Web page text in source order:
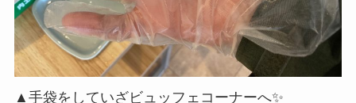
▲手袋をしていざビュッフェコーナーへ✨